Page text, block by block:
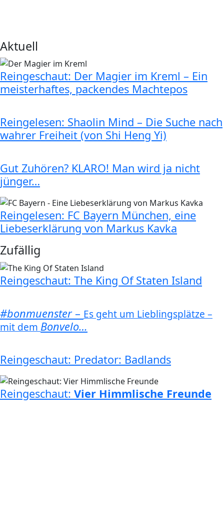
Aktuell
Reingeschaut: Der Magier im Kreml – Ein
meisterhaftes, packendes Machtepos
Reingelesen: Shaolin Mind – Die Suche nach
wahrer Freiheit (von Shi Heng Yi)
Gut Zuhören? KLARO! Man wird ja nicht
jünger…
Reingelesen: FC Bayern München, eine
Liebeserklärung von Markus Kavka
Zufällig
Reingeschaut: The King Of Staten Island
#bonmuenster– Es geht um Lieblingsplätze –
mit dem Bonvelo…
Reingeschaut: Predator: Badlands
Reingeschaut: Vier Himmlische Freunde